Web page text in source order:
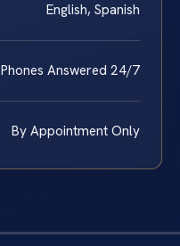
English, Spanish
Phones Answered 24/7
By Appointment Only